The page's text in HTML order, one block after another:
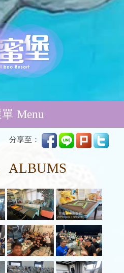
Menu
分享至：
ALBUMS